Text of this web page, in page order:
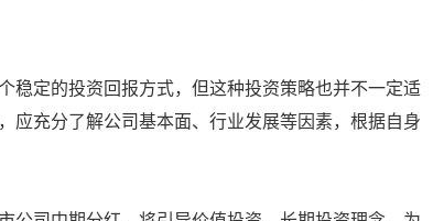
稳定的投资回报方式，但这种投资策略也并不一定适
应充分了解公司基本面、行业发展等因素，根据自身